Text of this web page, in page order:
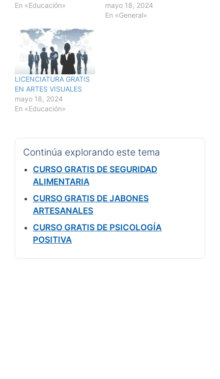
En «Educación»
mayo 18, 2024
En «General»
LICENCIATURA GRATIS
EN ARTES VISUALES
mayo 18, 2024
En «Educación»
Continúa explorando este tema
CURSO GRATIS DE SEGURIDAD
ALIMENTARIA
CURSO GRATIS DE JABONES
ARTESANALES
CURSO GRATIS DE PSICOLOGÍA
POSITIVA